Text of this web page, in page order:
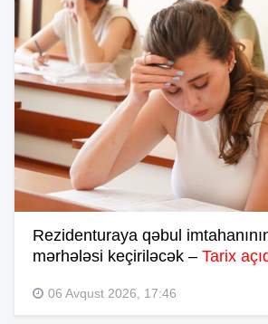
Rezidenturaya qəbul
mərhələsi keçiriləcək – Tarix
06 Avqust 2026, 17:46